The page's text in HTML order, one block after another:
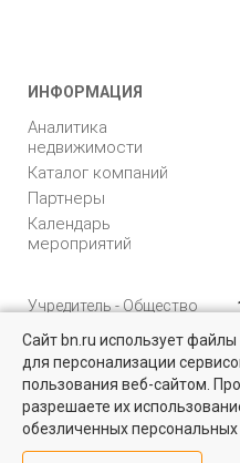
Коммерческая
Проверенные объекты под
Ленинградской области
ИНФОРМАЦИЯ
Аналитика
недвижимости
Каталог компаний
Партнеры
Календарь
мероприятий
Учредитель - Общество
ответственностью
"Управляющая
компания "Бюллетень
недвижимости"
8 (812) 331-93-56
Сайт bn.ru использует
для персонализации
пользования веб-сайтом.
разрешаете их
обезличенных персональных